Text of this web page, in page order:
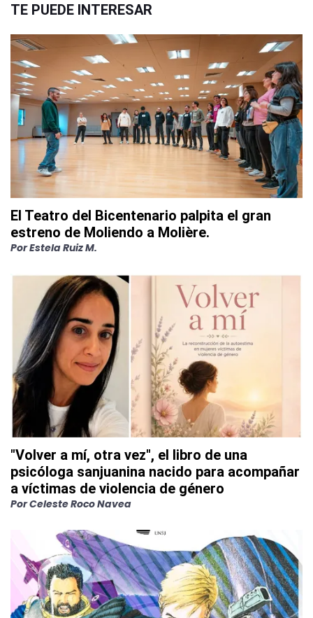
TE PUEDE INTERESAR
El Teatro del Bicentenario palpita el gran
estreno de Moliendo a Molière.
PorEstela Ruiz M.
"Volver a mí, otra vez", el libro de una
psicóloga sanjuanina nacido para acompañar
a víctimas de violencia de género
PorCeleste Roco Navea